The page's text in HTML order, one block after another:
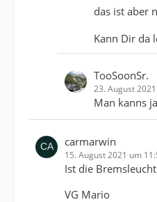
das ist aber
Kann Dir da
TooSoonSr.
23. August
Man kanns
carmarwin
15. August 2021 um
Ist die
VG Mario